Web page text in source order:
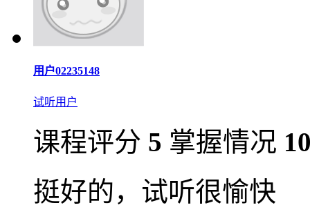
用户02235148
试听用户
课程评分 5 掌握情况
挺好的，试听很愉快